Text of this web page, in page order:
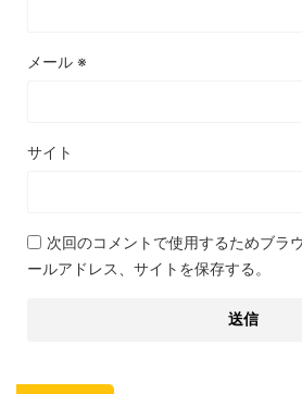
メール ※
サイト
次回のコメントで使用するためブラ
ールアドレス、サイトを保存する。